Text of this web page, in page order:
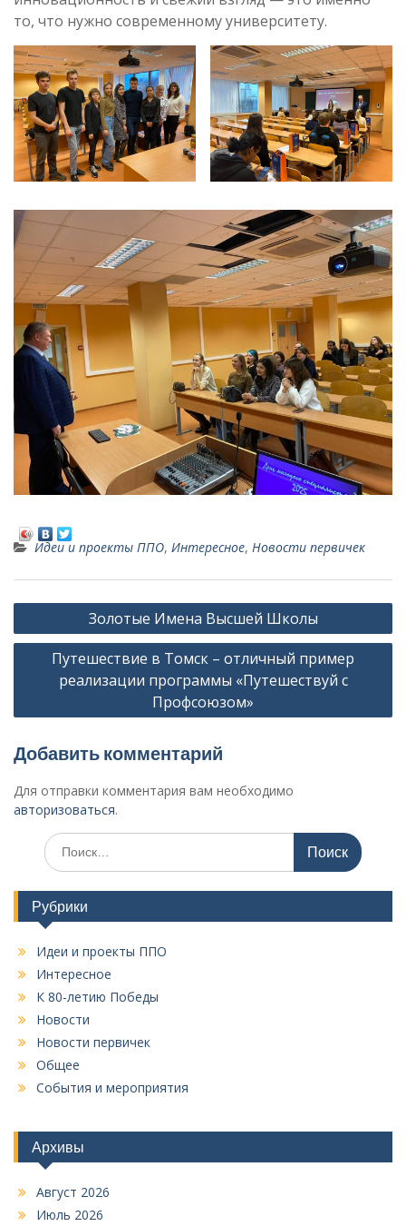
то, что нужно современному университету.
Идеи и проекты ППО, Интересное, Новости первичек
Н
а
г
а
ц
и
п
и
с
я
м
Золотые Имена Высшей Школы
Путешествие в Томск – отличный пример
реализации программы «Путешествуй с
Профсоюзом»
Добавить комментарий
Для отправки комментария вам необходимо
авторизоваться.
И
с
а
т
:
Рубрики
Идеи и проекты ППО
Интересное
К 80-летию Победы
Новости
Новости первичек
Общее
События и мероприятия
Архивы
Август 2026
Июль 2026